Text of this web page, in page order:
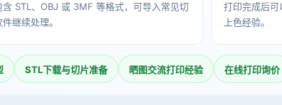
含 STL、OBJ 或 3MF 等格式，可导入常见切
件继续处理。
打印完成后可
上色经验。
STL下载与切片准备 晒图交流打印经验 在线打印询价